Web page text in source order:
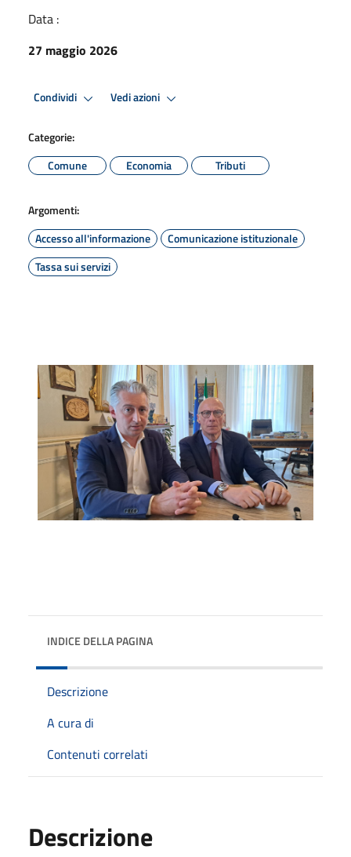
Data :
27 maggio 2026
Condividi Vedi azioni
Categorie:
Comune
Economia Tributi
Argomenti:
Accesso all'informazione
Comunicazione istituzionale
Tassa sui servizi
INDICE DELLA PAGINA
Descrizione
A cura di
Contenuti correlati
Descrizione